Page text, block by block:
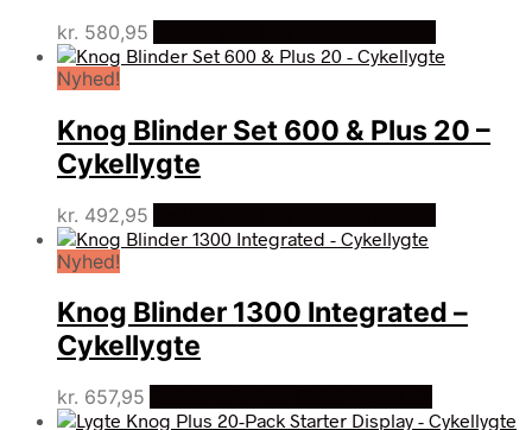
kr. 580,95
Nyhed!
Knog Blinder Set 600 & Plus 20 –
Cykellygte
kr. 492,95
Nyhed!
Knog Blinder 1300 Integrated –
Cykellygte
kr. 657,95